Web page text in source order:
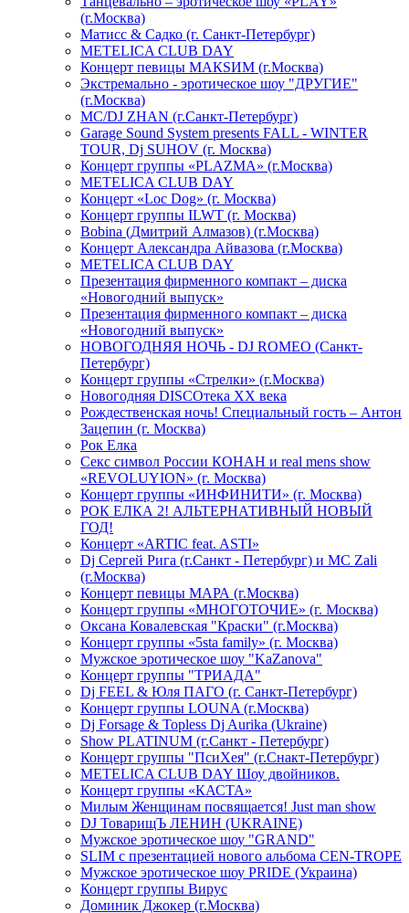
(г.Москва)
Матисс & Садко (г. Санкт-Петербург)
METELICA CLUB DAY
Концерт певицы МАКSИМ (г.Москва)
Экстремально - эротическое шоу "ДРУГИЕ"
(г.Москва)
МС/DJ ZHAN (г.Санкт-Петербург)
Garage Sound System presents FALL - WINTER
TOUR, Dj SUHOV (г. Москва)
Концерт группы «PLAZMA» (г.Москва)
METELICA CLUB DAY
Концерт «Loc Dog» (г. Москва)
Концерт группы ILWT (г. Москва)
Bobina (Дмитрий Алмазов) (г.Москва)
Концерт Александра Айвазова (г.Москва)
METELICA CLUB DAY
Презентация фирменного компакт – диска
«Новогодний выпуск»
Презентация фирменного компакт – диска
«Новогодний выпуск»
НОВОГОДНЯЯ НОЧЬ - DJ ROMEO (Санкт-
Петербург)
Концерт группы «Стрелки» (г.Москва)
Новогодняя DISCOтека ХХ века
Рождественская ночь! Специальный гость – Антон
Зацепин (г. Москва)
Рок Елка
Секс символ России КОНАН и real mens show
«REVOLUYION» (г. Москва)
Концерт группы «ИНФИНИТИ» (г. Москва)
РОК ЕЛКА 2! АЛЬТЕРНАТИВНЫЙ НОВЫЙ
ГОД!
Концерт «ARTIC feat. ASTI»
Dj Сергей Рига (г.Санкт - Петербург) и MC Zali
(г.Москва)
Концерт певицы МАРА (г.Москва)
Концерт группы «МНОГОТОЧИЕ» (г. Москва)
Оксана Ковалевская "Краски" (г.Москва)
Концерт группы «5sta family» (г. Москва)
Мужское эротическое шоу "KaZanova"
Концерт группы "ТРИАДА"
Dj FEEL & Юля ПАГО (г. Санкт-Петербург)
Концерт группы LOUNA (г.Москва)
Dj Forsage & Topless Dj Aurika (Ukraine)
Show PLATINUM (г.Санкт - Петербург)
Концерт группы "ПсиХея" (г.Снакт-Петербург)
METELICA CLUB DAY Шоу двойников.
Концерт группы «КАСТА»
Милым Женщинам посвящается! Just man show
DJ ТоварищЪ ЛЕНИН (UKRAINE)
Мужское эротическое шоу "GRAND"
SLIM с презентацией нового альбома CEN-TROPE
Мужское эротическое шоу PRIDE (Украина)
Концерт группы Вирус
Доминик Джокер (г.Москва)